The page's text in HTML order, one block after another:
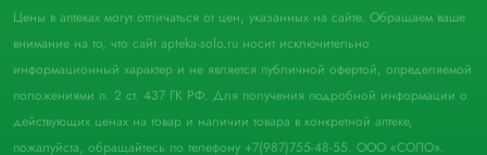
Цены в аптеках могут отличаться от цен, указанных на сайте. Обращаем ваше
внимание на то, что сайт apteka-solo.ru носит исключительно
информационный характер и не является публичной офертой, определяемой
положениями п. 2 ст. 437 ГК РФ. Для получения подробной информации о
действующих ценах на товар и наличии товара в конкретной аптеке,
пожалуйста, обращайтесь по телефону +7(987)755-48-55. ООО «СОЛО».